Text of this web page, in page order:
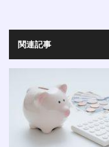
関連記事